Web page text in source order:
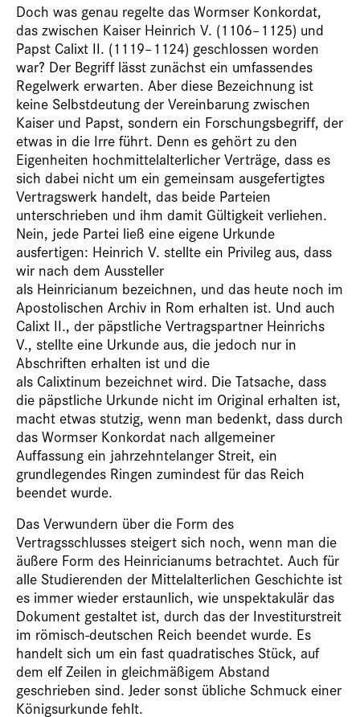
Doch was genau regelte das Wormser Konkordat,
das zwischen Kaiser Heinrich V. (1106–1125) und
Papst Calixt II. (1119–1124) geschlossen worden
war? Der Begriff lässt zunächst ein umfassendes
Regelwerk erwarten. Aber diese Bezeichnung ist
keine Selbstdeutung der Vereinbarung zwischen
Kaiser und Papst, sondern ein Forschungsbegriff, der
etwas in die Irre führt. Denn es gehört zu den
Eigenheiten hochmittelalterlicher Verträge, dass es
sich dabei nicht um ein gemeinsam ausgefertigtes
Vertragswerk handelt, das beide Parteien
unterschrieben und ihm damit Gültigkeit verliehen.
Nein, jede Partei ließ eine eigene Urkunde
ausfertigen: Heinrich V. stellte ein Privileg aus, dass
wir nach dem Aussteller
als Heinricianum bezeichnen, und das heute noch im
Apostolischen Archiv in Rom erhalten ist. Und auch
Calixt II., der päpstliche Vertragspartner Heinrichs
V., stellte eine Urkunde aus, die jedoch nur in
Abschriften erhalten ist und die
als Calixtinum bezeichnet wird. Die Tatsache, dass
die päpstliche Urkunde nicht im Original erhalten ist,
macht etwas stutzig, wenn man bedenkt, dass durch
das Wormser Konkordat nach allgemeiner
Auffassung ein jahrzehntelanger Streit, ein
grundlegendes Ringen zumindest für das Reich
beendet wurde.
Das Verwundern über die Form des
Vertragsschlusses steigert sich noch, wenn man die
äußere Form des Heinricianums betrachtet. Auch für
alle Studierenden der Mittelalterlichen Geschichte ist
es immer wieder erstaunlich, wie unspektakulär das
Dokument gestaltet ist, durch das der Investiturstreit
im römisch-deutschen Reich beendet wurde. Es
handelt sich um ein fast quadratisches Stück, auf
dem elf Zeilen in gleichmäßigem Abstand
geschrieben sind. Jeder sonst übliche Schmuck einer
Königsurkunde fehlt.